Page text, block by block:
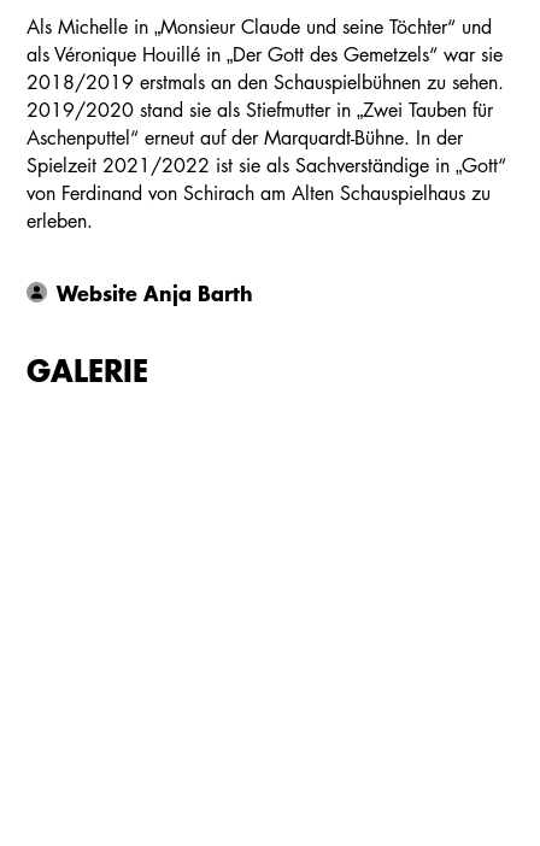
Als Michelle in „Monsieur Claude und seine Töchter“ und
als Véronique Houillé in „Der Gott des Gemetzels“ war sie
2018/2019 erstmals an den Schauspielbühnen zu sehen.
2019/2020 stand sie als Stiefmutter in „Zwei Tauben für
Aschenputtel“ erneut auf der Marquardt-Bühne. In der
Spielzeit 2021/2022 ist sie als Sachverständige in „Gott“
von Ferdinand von Schirach am Alten Schauspielhaus zu
erleben.
Website Anja Barth
GALERIE